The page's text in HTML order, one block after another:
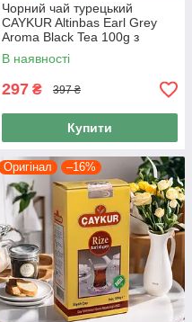
Чорний чай турецький
CAYKUR Altinbas Earl Grey
Aroma Black Tea 100g з
бергамотом, натуральний
класичний дрібнолистовий
В наявності
297 ₴ 397 ₴
Купити
Оригінал –16%